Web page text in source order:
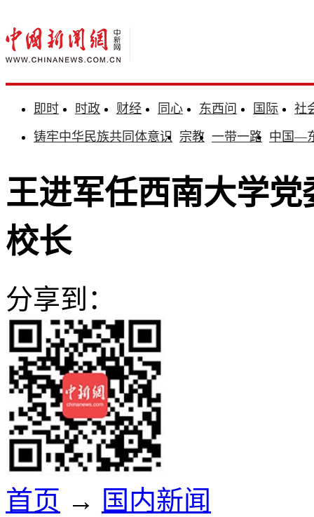
即时 时政 财经 同心 东西问 国际
社
铸牢中华民族共同体意识 宗教 一带一路 中国—
王进军任西南大学
校长
分享到：
首页 → 国内新闻